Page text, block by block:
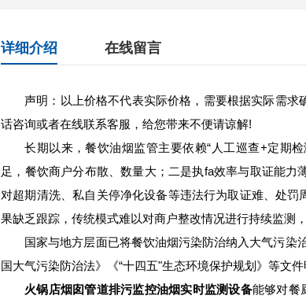
详细介绍 在线留言
声明：以上价格不代表实际价格，需要根据实际需
话咨询或者在线联系客服，给您带来不便请谅解!
长期以来，餐饮油烟监管主要依赖“人工巡查+定期
足，餐饮商户分布散、数量大；二是执fa效率与取证能
对超期清洗、私自关停净化设备等违法行为取证难、处
果缺乏跟踪，传统模式难以对商户整改情况进行持续监测
国家与地方层面已将餐饮油烟污染防治纳入大气污染
国大气污染防治法》《“十四五"生态环境保护规划》等文
火锅店烟囱管道排污监控油烟实时监测设备能够对餐